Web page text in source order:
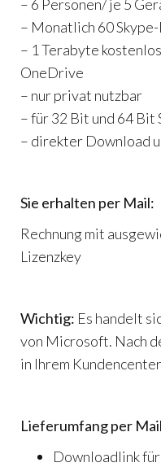
– 6 Personen/ je 5
– Monatlich 60
– 1 Terabyte
OneDrive
– nur privat nutzbar
– für 32 Bit und 64 Bit
– direkter Download
Sie erhalten per Mail:
Rechnung mit
Lizenzkey
Wichtig: Es handelt
von Microsoft. Nach
in Ihrem
Lieferumfang per
Downloadlink